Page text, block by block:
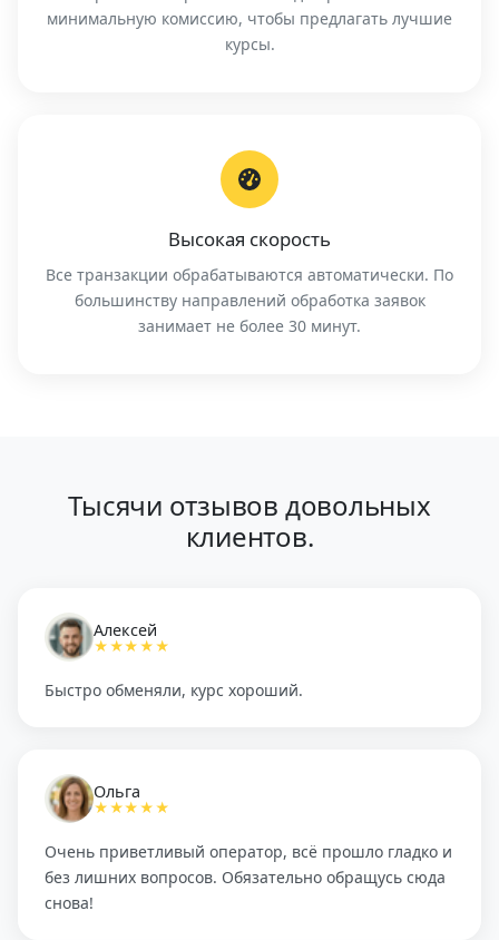
минимальную комиссию, чтобы предлагать лучшие
курсы.
Высокая скорость
Все транзакции обрабатываются автоматически. По
большинству направлений обработка заявок
занимает не более 30 минут.
Тысячи отзывов довольных
клиентов.
Алексей
★★★★★
Быстро обменяли, курс хороший.
Ольга
★★★★★
Очень приветливый оператор, всё прошло гладко и
без лишних вопросов. Обязательно обращусь сюда
снова!